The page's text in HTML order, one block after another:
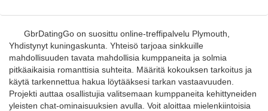
GbrDatingGo on suosittu online-treffipalvelu Plymouth,
Yhdistynyt kuningaskunta. Yhteisö tarjoaa sinkkuille
mahdollisuuden tavata mahdollisia kumppaneita ja solmia
pitkäaikaisia romanttisia suhteita. Määritä kokouksen tarkoitus ja
käytä tarkennettua hakua löytääksesi tarkan vastaavuuden.
Projekti auttaa osallistujia valitsemaan kumppaneita kehittyneiden
yleisten chat-ominaisuuksien avulla. Voit aloittaa mielenkiintoisia